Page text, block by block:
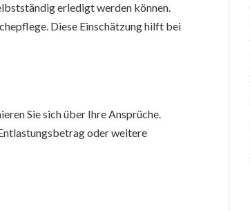
erledigt werden können.
Diese Einschätzung hilft bei
Sie sich über Ihre Ansprüche.
oder weitere